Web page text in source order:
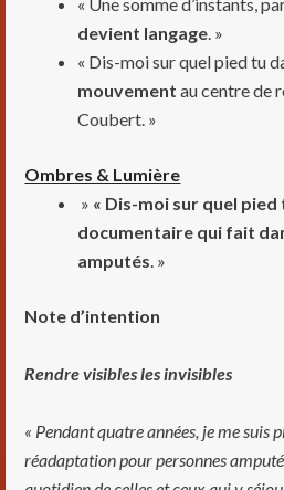
devient langage . »
« Dis-moi sur quel pied tu
mouvementau centre de
Coubert. »
Ombres & Lumière
» « Dis-moi sur quel pied
documentaire qui fait
amputés . »
Note d’intention
Rendre visibles les invisibles
« Pendant quatre années, je me suis
réadaptation pour personnes